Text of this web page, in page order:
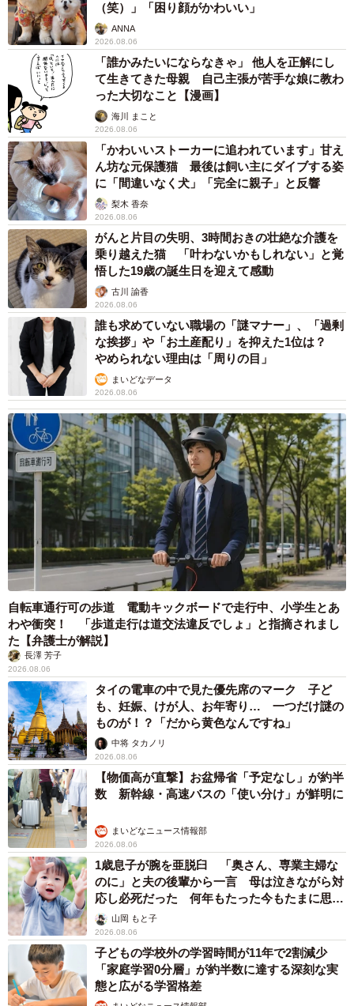
（笑）」「困り顔がかわいい」
ANNA
2026.08.06
「誰かみたいにならなきゃ」 他人を正解にし
て生きてきた母親 自己主張が苦手な娘に教わ
った大切なこと【漫画】
海川 まこと
2026.08.06
「かわいいストーカーに追われています」甘え
ん坊な元保護猫 最後は飼い主にダイブする姿
に「間違いなく犬」「完全に親子」と反響
梨木 香奈
2026.08.06
がんと片目の失明、3時間おきの壮絶な介護を
乗り越えた猫 「叶わないかもしれない」と覚
悟した19歳の誕生日を迎えて感動
古川 諭香
2026.08.06
誰も求めていない職場の「謎マナー」、「過剰
な挨拶」や「お土産配り」を抑えた1位は？
やめられない理由は「周りの目」
まいどなデータ
2026.08.06
自転車通行可の歩道 電動キックボードで走行中、小学生とあ
わや衝突！ 「歩道走行は道交法違反でしょ」と指摘されまし
た【弁護士が解説】
長澤 芳子
2026.08.06
タイの電車の中で見た優先席のマーク 子ど
も、妊娠、けが人、お年寄り… 一つだけ謎の
ものが！？「だから黄色なんですね」
中将 タカノリ
2026.08.06
【物価高が直撃】お盆帰省「予定なし」が約半
数 新幹線・高速バスの「使い分け」が鮮明に
まいどなニュース情報部
2026.08.06
1歳息子が腕を亜脱臼 「奥さん、専業主婦な
のに」と夫の後輩から一言 母は泣きながら対
応し必死だった 何年もたった今もたまに思い
出し…山岡 もと子
2026.08.06
子どもの学校外の学習時間が11年で2割減少
「家庭学習0分層」が約半数に達する深刻な実
態と広がる学習格差